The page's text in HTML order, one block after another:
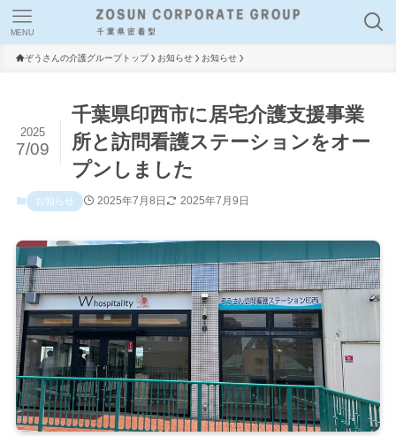
MENU
ぞうさんの介護グループトップ お知らせ お知らせ
千葉県印西市に居宅介護支援事業
所と訪問看護ステーションをオー
プンしました
2025
7/09
お知らせ 2025年7月8日 2025年7月9日